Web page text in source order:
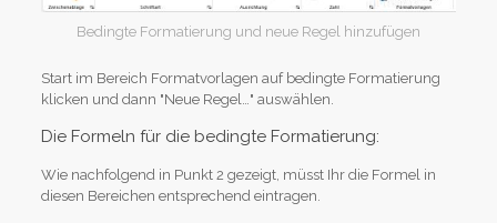
Bedingte Formatierung und neue Regel hinzufügen
Start im Bereich Formatvorlagen auf bedingte Formatierung
klicken und dann "Neue Regel…" auswählen.
Die Formeln für die bedingte Formatierung:
Wie nachfolgend in Punkt 2 gezeigt, müsst Ihr die Formel in
diesen Bereichen entsprechend eintragen.